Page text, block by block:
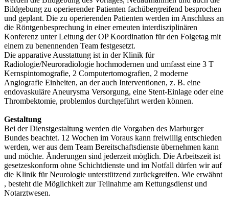
Bildgebung zu operierender Patienten fachübergreifend besprochen
und geplant. Die zu operierenden Patienten werden im Anschluss an
die Röntgenbesprechung in einer erneuten interdisziplinären
Konferenz unter Leitung der OP Koordination für den Folgetag mit
einem zu benennenden Team festgesetzt.
Die apparative Ausstattung ist in der Klinik für
Radiologie/Neuroradiologie hochmodernen und umfasst eine 3 T
Kernspintomografie, 2 Computertomografien, 2 moderne
Angiografie Einheiten, an der auch Interventionen, z. B. eine
endovaskuläre Aneurysma Versorgung, eine Stent-Einlage oder eine
Thrombektomie, problemlos durchgeführt werden können.
Gestaltung
Bei der Dienstgestaltung werden die Vorgaben des Marburger
Bundes beachtet. 12 Wochen im Voraus kann freiwillig entschieden
werden, wer aus dem Team Bereitschaftsdienste übernehmen kann
und möchte. Änderungen sind jederzeit möglich. Die Arbeitszeit ist
gesetzeskonform ohne Schichtdienste und im Notfall dürfen wir auf
die Klinik für Neurologie unterstützend zurückgreifen. Wie erwähnt
, besteht die Möglichkeit zur Teilnahme am Rettungsdienst und
Notarztwesen.